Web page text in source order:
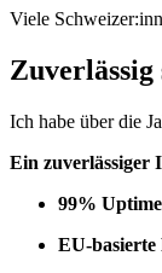
Viele
Zuverlässig
Ich habe über die
Ein zuverlässiger
99% Uptime
EU-basierte